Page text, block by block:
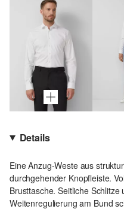
Details
Eine Anzug-Weste aus
durchgehender Knopfleiste.
Brusttasche. Seitliche
Weitenregulierung am Bund